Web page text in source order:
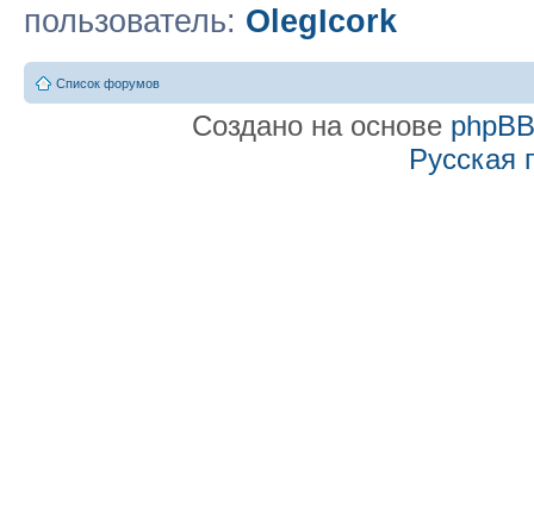
пользователь: OlegIcork
Список форумов
Создано на основе phpBB
Русская